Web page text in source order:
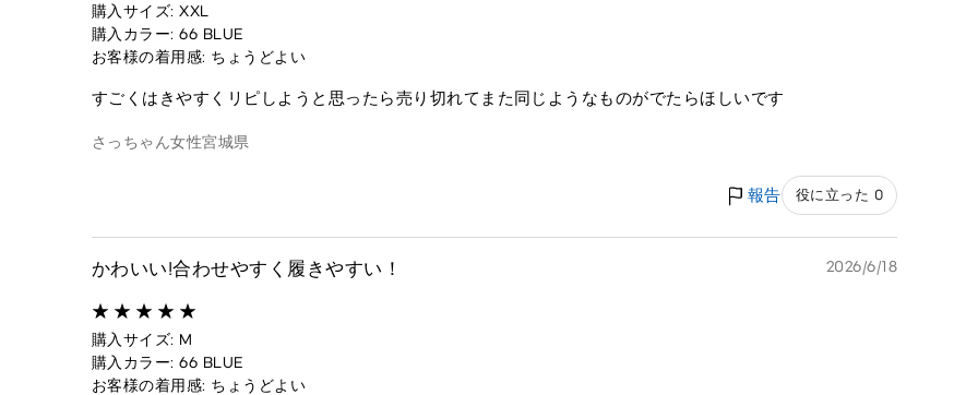
購入サイズ: XXL
購入カラー: 66 BLUE
お客様の着用感: ちょうどよい
すごくはきやすくリピしようと思ったら売り切れてまた同じようなものがでたらほしいです
さっちゃん女性宮城県
報告 役に立った 0
かわいい!合わせやすく履きやすい！ 2026/6/18
購入サイズ: M
購入カラー: 66 BLUE
お客様の着用感: ちょうどよい